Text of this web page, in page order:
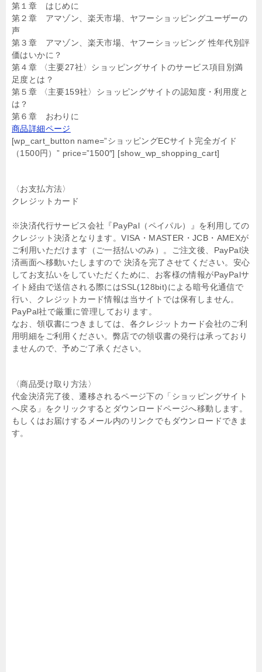
第１章 はじめに
第２章 アマゾン、楽天市場、ヤフーショッピングユーザーの
声
第３章 アマゾン、楽天市場、ヤフーショッピング 性年代別評
価はいかに？
第４章 〈主要27社〉ショッピングサイトのサービス項目別満
足度とは？
第５章 〈主要159社〉ショッピングサイトの認知度・利用度と
は？
第６章 おわりに
商品詳細ページ
[wp_cart_button name=”ショッピングECサイト完全ガイド
（1500円）” price=”1500″] [show_wp_shopping_cart]
〈お支払方法〉
クレジットカード
※決済代行サービス会社『PayPal（ペイパル）』を利用しての
クレジット決済となります。VISA・MASTER・JCB・AMEXが
ご利用いただけます（ご一括払いのみ）。ご注文後、PayPal決
済画面へ移動いたしますので 決済を完了させてください。安心
してお支払いをしていただくために、お客様の情報がPayPalサ
イト経由で送信される際にはSSL(128bit)による暗号化通信で
行い、クレジットカード情報は当サイトでは保有しません。
PayPal社で厳重に管理しております。
なお、領収書につきましては、各クレジットカード会社のご利
用明細をご利用ください。弊店での領収書の発行は承っており
ませんので、予めご了承ください。
〈商品受け取り方法〉
代金決済完了後、遷移されるページ下の「ショッピングサイト
へ戻る」をクリックするとダウンロードページへ移動します。
もしくはお届けするメール内のリンクでもダウンロードできま
す。